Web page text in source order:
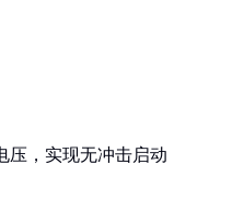
压，实现无冲击启动